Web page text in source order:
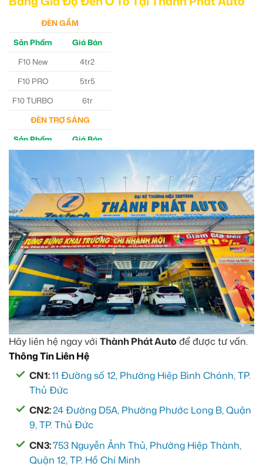
ĐÈN GẦM
Sản Phẩm
Giá Bán
F10 New
4tr2
F10 PRO
5tr5
F10 TURBO
6tr
ĐÈN TRỢ SÁNG
Sản Phẩm
Giá Bán
M30 Ultra
Aozoom EX3
5tr
Hãy liên hệ ngay với Thành Phát Auto để được tư vấn.
Thông Tin Liên Hệ
CN1:11 Đường số 12, Phường Hiệp Bình Chánh, TP.
Thủ Đức
CN2:24 Đường D5A, Phường Phước Long B, Quận
9, TP. Thủ Đức
CN3:753 Nguyễn Ảnh Thủ, Phường Hiệp Thành,
Quận 12, TP. Hồ Chí Minh